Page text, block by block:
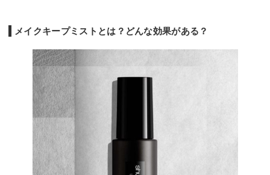
メイクキープミストとは？どんな効果がある？